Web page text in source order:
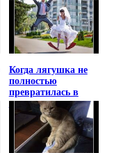
Когда лягушка не
полностью
превратилась в
принцессу